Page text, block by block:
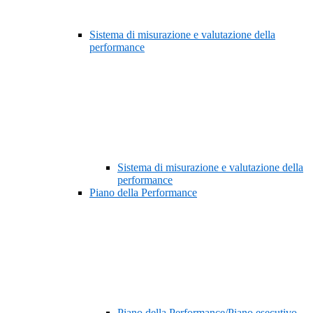
Sistema di misurazione e valutazione della
performance
Sistema di misurazione e valutazione della
performance
Piano della Performance